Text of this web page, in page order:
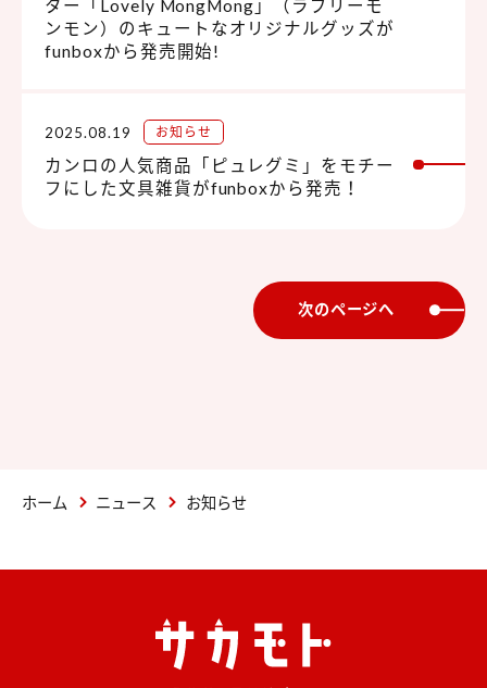
ター「Lovely MongMong」（ラブリーモ
ンモン）のキュートなオリジナルグッズが
funboxから発売開始!
2025.08.19 お知らせ
カンロの人気商品「ピュレグミ」をモチー
フにした文具雑貨がfunboxから発売！
次のページへ
ホーム ニュース お知らせ